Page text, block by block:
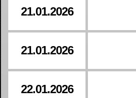
21.01.2026
21.01.2026
22.01.2026